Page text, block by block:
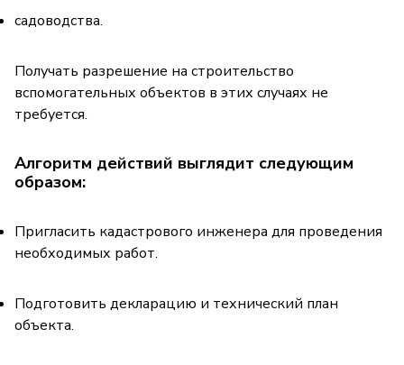
садоводства.
Получать разрешение на строительство
вспомогательных объектов в этих случаях не
требуется.
Алгоритм действий выглядит следующим
образом:
Пригласить кадастрового инженера для проведения
необходимых работ.
Подготовить декларацию и технический план
объекта.